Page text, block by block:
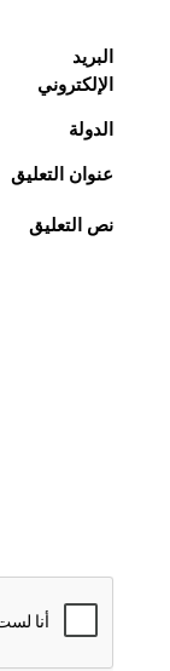
البريد
الإلكتروني
الدولة
عنوان التعليق
نص التعليق